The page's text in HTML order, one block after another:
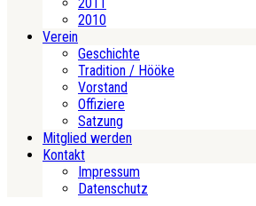
2011
2010
Verein
Geschichte
Tradition / Hööke
Vorstand
Offiziere
Satzung
Mitglied werden
Kontakt
Impressum
Datenschutz